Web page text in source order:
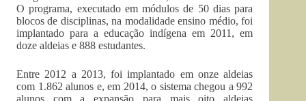
O programa, executado em módulos de 50 dias para
blocos de disciplinas, na modalidade ensino médio, foi
implantado para a educação indígena em 2011, em
doze aldeias e 888 estudantes.
Entre 2012 a 2013, foi implantado em onze aldeias
com 1.862 alunos e, em 2014, o sistema chegou a 992